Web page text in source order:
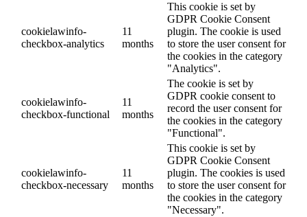
cookielawinfo-
checkbox-analytics
11
months
This cookie is set by
GDPR Cookie Consent
plugin. The cookie is used
to store the user consent for
the cookies in the category
"Analytics".
cookielawinfo-
checkbox-functional
11
months
The cookie is set by
GDPR cookie consent to
record the user consent for
the cookies in the category
"Functional".
cookielawinfo-
checkbox-necessary
11
months
This cookie is set by
GDPR Cookie Consent
plugin. The cookies is used
to store the user consent for
the cookies in the category
"Necessary".